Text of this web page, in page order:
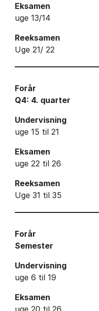
Eksamen
uge 13/14
Reeksamen
Uge 21/ 22
Forår
Q4: 4. quarter
Undervisning
uge 15 til 21
Eksamen
uge 22 til 26
Reeksamen
Uge 31 til 35
Forår
Semester
Undervisning
uge 6 til 19
Eksamen
uge 20 til 26